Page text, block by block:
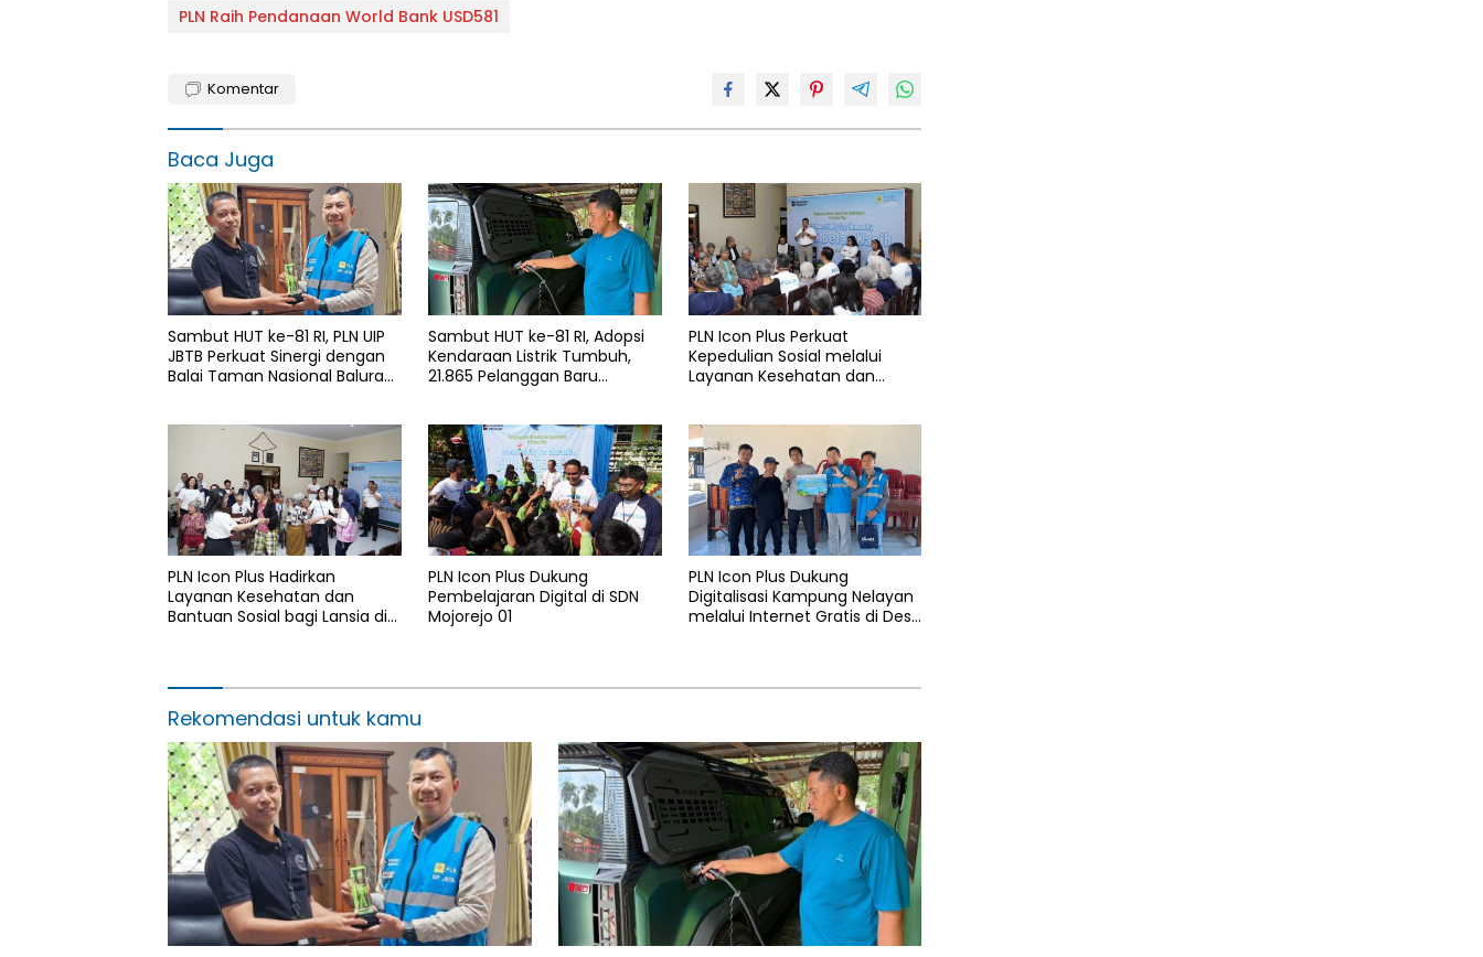
PLN Raih Pendanaan World Bank USD581
Komentar
Baca Juga
Sambut HUT ke-81 RI, PLN UIP
JBTB Perkuat Sinergi dengan
Balai Taman Nasional Baluran
Watudodol/Kalipuro
Sambut HUT ke-81 RI, Adopsi
Kendaraan Listrik Tumbuh,
21.865 Pelanggan Baru
2026
PLN Icon Plus Perkuat
Kepedulian Sosial melalui
Layanan Kesehatan dan
PLN Icon Plus Hadirkan
Layanan Kesehatan dan
Bantuan Sosial bagi Lansia di
PLN Icon Plus Dukung
Pembelajaran Digital di SDN
Mojorejo 01
PLN Icon Plus Dukung
Digitalisasi Kampung Nelayan
melalui Internet Gratis di Desa
Rekomendasi untuk kamu